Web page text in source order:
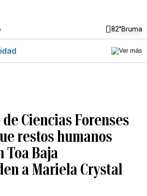
82°Bruma
Ciencias Forenses
restos humanos
Toa Baja
a Mariela Crystal